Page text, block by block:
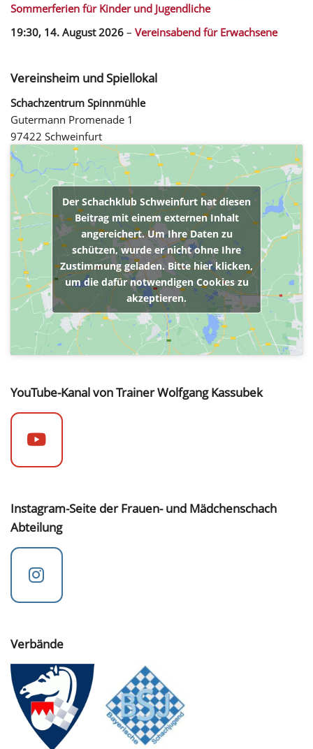
Sommerferien für Kinder und Jugendliche
19:30, 14. August 2026 – Vereinsabend für Erwachsene
Vereinsheim und Spiellokal
Schachzentrum Spinnmühle
Gutermann Promenade 1
97422 Schweinfurt
Der Schachklub Schweinfurt hat diesen
Beitrag mit einem externen Inhalt
angereichert. Um Ihre Daten zu
schützen, wurde er nicht ohne Ihre
Zustimmung geladen. Bitte hier klicken,
um die dafür notwendigen Cookies zu
akzeptieren.
YouTube-Kanal von Trainer Wolfgang Kassubek
Instagram-Seite der Frauen- und Mädchenschach
Abteilung
Verbände